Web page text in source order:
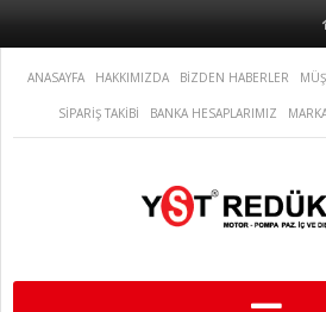
ANASAYFA HAKKIMIZDA BİZDEN HABERLER
SİPARİŞ TAKİBİ BANKA HESAPLARIMIZ